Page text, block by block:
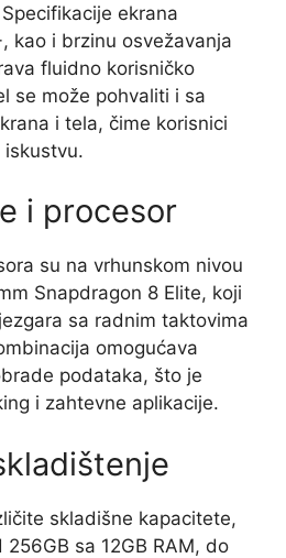
ekrana
kao i brzinu osvežavanja
fluidno korisničko
se može pohvaliti i sa
i tela, čime korisnici
iskustvu.
i procesor
su na vrhunskom nivou
Snapdragon 8 Elite, koji
sa radnim taktovima
omogućava
podataka, što je
i zahtevne aplikacije.
skladišne kapacitete,
sa 12GB RAM, do